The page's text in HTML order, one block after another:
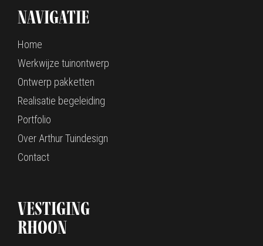
Navigatie
Home
Werkwijze tuinontwerp
Ontwerp pakketten
Realisatie begeleiding
Portfolio
Over Arthur Tuindesign
Contact
Vestiging
Rhoon